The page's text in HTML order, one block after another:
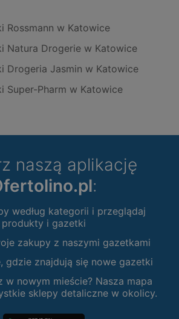
Rossmann w Katowice
Natura Drogerie w Katowice
Drogeria Jasmin w Katowice
Super-Pharm w Katowice
naszą aplikację
:
według kategorii i przeglądaj
produkty i gazetki
zakupy z naszymi gazetkami
gdzie znajdują się nowe gazetki
w nowym mieście? Nasza mapa
sklepy detaliczne w okolicy.